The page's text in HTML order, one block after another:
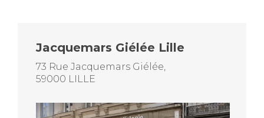
Jacquemars Giélée Lille
73 Rue Jacquemars Giélée,
59000 LILLE